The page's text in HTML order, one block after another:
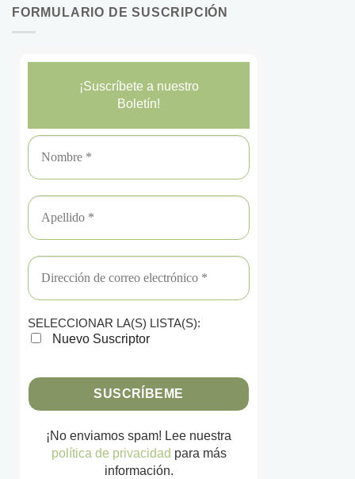
FORMULARIO DE SUSCRIPCIÓN
¡Suscríbete a nuestro
Boletín!
SELECCIONAR LA(S) LISTA(S):
Nuevo Suscriptor
¡No enviamos spam! Lee nuestra
política de privacidad para más
información.